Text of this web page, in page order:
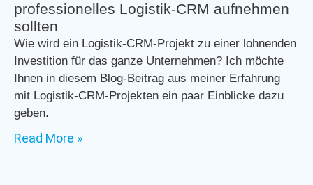
professionelles Logistik-CRM aufnehmen
sollten
Wie wird ein Logistik-CRM-Projekt zu einer lohnenden
Investition für das ganze Unternehmen? Ich möchte
Ihnen in diesem Blog-Beitrag aus meiner Erfahrung
mit Logistik-CRM-Projekten ein paar Einblicke dazu
geben.
Read More »